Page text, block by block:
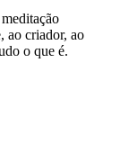
ao criador, ao
o que é.